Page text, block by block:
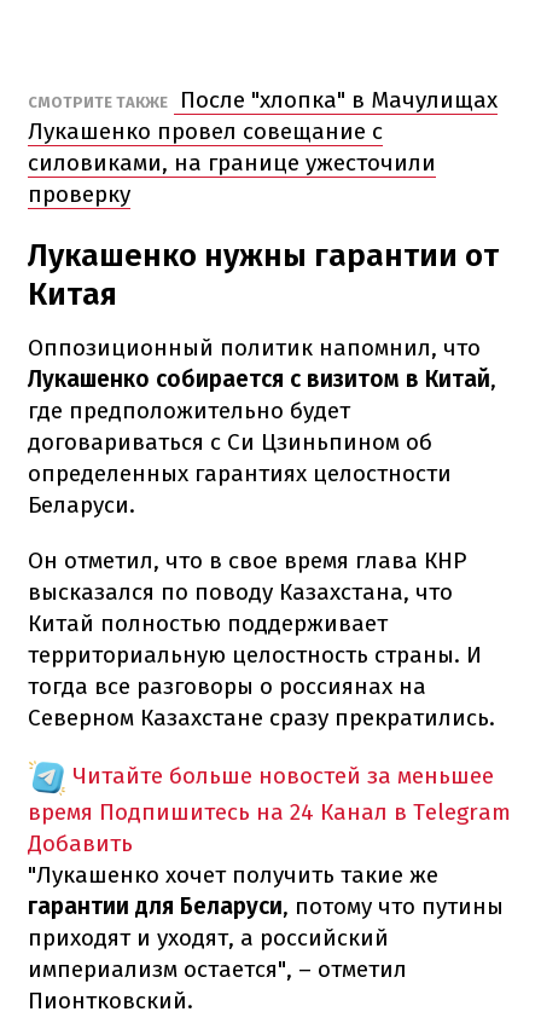
СМОТРИТЕ ТАКЖЕ
После "хлопка" в Мачулищах
Лукашенко провел совещание с
силовиками, на границе ужесточили
проверку
Лукашенко нужны гарантии от
Китая
Оппозиционный политик напомнил, что
Лукашенко собирается с визитом в Китай,
где предположительно будет
договариваться с Си Цзиньпином об
определенных гарантиях целостности
Беларуси.
Он отметил, что в свое время глава КНР
высказался по поводу Казахстана, что
Китай полностью поддерживает
территориальную целостность страны. И
тогда все разговоры о россиянах на
Северном Казахстане сразу прекратились.
Читайте больше новостей за меньшее
время Подпишитесь на 24 Канал в Telegram
Добавить
"Лукашенко хочет получить такие же
гарантии для Беларуси, потому что путины
приходят и уходят, а российский
империализм остается", – отметил
Пионтковский.